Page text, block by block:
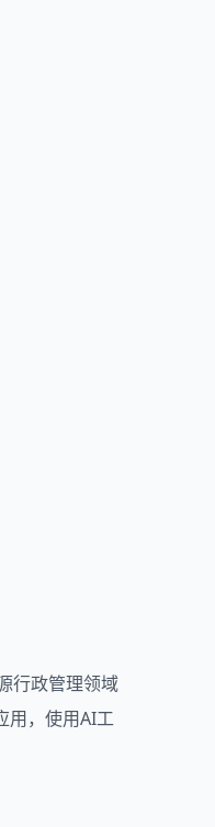
行政管理领域
用，使用AI工